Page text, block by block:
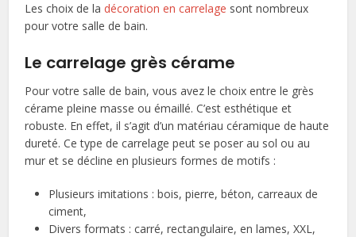
Les choix de la décoration en carrelage sont nombreux
pour votre salle de bain.
Le carrelage grès cérame
Pour votre salle de bain, vous avez le choix entre le grès
cérame pleine masse ou émaillé. C’est esthétique et
robuste. En effet, il s’agit d’un matériau céramique de haute
dureté. Ce type de carrelage peut se poser au sol ou au
mur et se décline en plusieurs formes de motifs :
Plusieurs imitations : bois, pierre, béton, carreaux de
ciment,
Divers formats : carré, rectangulaire, en lames, XXL,